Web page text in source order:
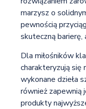
marzysz o
pewnością
skuteczną
Dla miłośników
charakteryzują się
wykonane dzieła
również zapewnią
produkty